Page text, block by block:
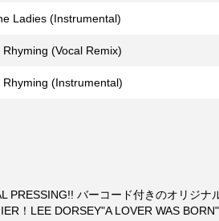
Ladies (Instrumental)
Rhyming (Vocal Remix)
Rhyming (Instrumental)
PRESSING!! バーコード付きのオリジ
！LEE DORSEY"A LOVER WAS